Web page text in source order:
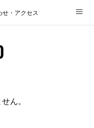
せ・アクセス
パソコン
ん。